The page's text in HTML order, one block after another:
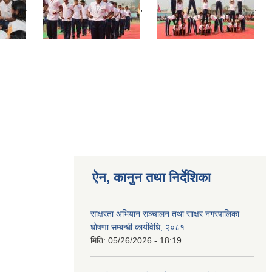
, , ,
ऐन, कानुन तथा निर्देशिका
साक्षरता अभियान सञ्चालन तथा साक्षर नगरपालिका
घोषणा सम्बन्धी कार्यविधि, २०८१
मिति: 05/26/2026 - 18:19